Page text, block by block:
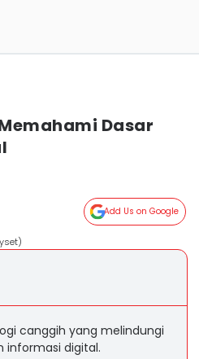
Dasar
Add Us on Google
canggih yang melindungi
informasi digital.